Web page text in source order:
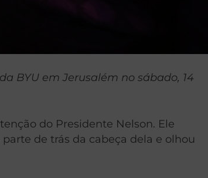
BYU em Jerusalém no sábado, 14
do Presidente Nelson. Ele
de trás da cabeça dela e olhou